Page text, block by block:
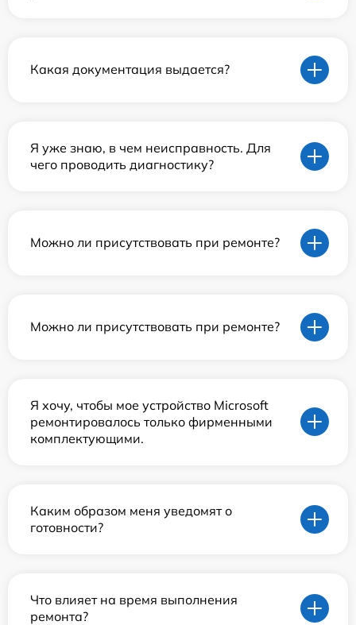
Какая документация выдается?
Я уже знаю, в чем неисправность. Для
чего проводить диагностику?
Можно ли присутствовать при ремонте?
Можно ли присутствовать при ремонте?
Я хочу, чтобы мое устройство Microsoft
ремонтировалось только фирменными
комплектующими.
Каким образом меня уведомят о
готовности?
Что влияет на время выполнения
ремонта?